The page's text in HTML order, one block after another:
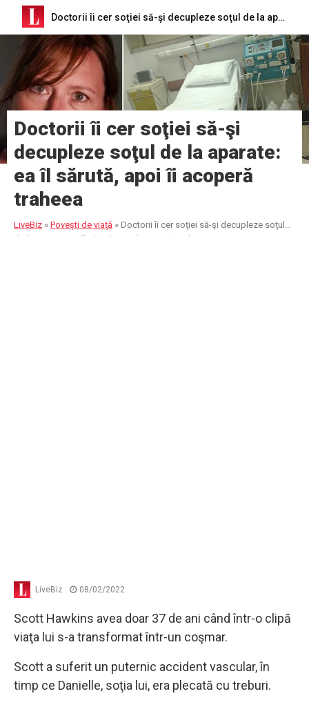
Doctorii îi cer soţiei să-şi decupleze soţul de la aparate: ea îl sărută, apoi îi acoperă traheea
Doctorii îi cer soţiei să-şi
decupleze soţul de la aparate:
ea îl sărută, apoi îi acoperă
traheea
LiveBiz » Poveşti de viaţă » Doctorii îi cer soţiei să-şi decupleze soţul
de la aparate: ea îl sărută, apoi îi acoperă traheea
LiveBiz 08/02/2022
Scott Hawkins avea doar 37 de ani când într-o clipă
viaţa lui s-a transformat într-un coşmar.
Scott a suferit un puternic accident vascular, în
timp ce Danielle, soţia lui, era plecată cu treburi.